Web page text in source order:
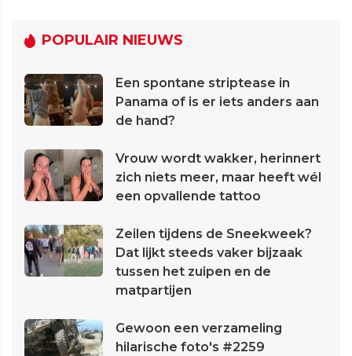
POPULAIR NIEUWS
Een spontane striptease in
Panama of is er iets anders aan
de hand?
Vrouw wordt wakker, herinnert
zich niets meer, maar heeft wél
een opvallende tattoo
Zeilen tijdens de Sneekweek?
Dat lijkt steeds vaker bijzaak
tussen het zuipen en de
matpartijen
Gewoon een verzameling
hilarische foto's #2259